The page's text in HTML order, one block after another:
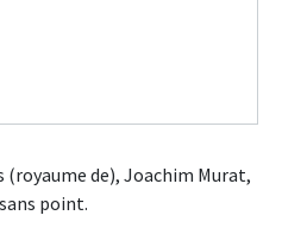
de), Joachim Murat,
point.